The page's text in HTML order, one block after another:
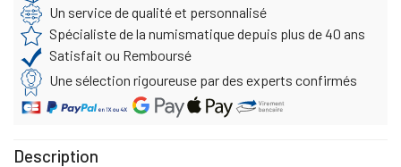
Un service de qualité et personnalisé
Spécialiste de la numismatique depuis plus de 40 ans
Satisfait ou Remboursé
Une sélection rigoureuse par des experts confirmés
Description